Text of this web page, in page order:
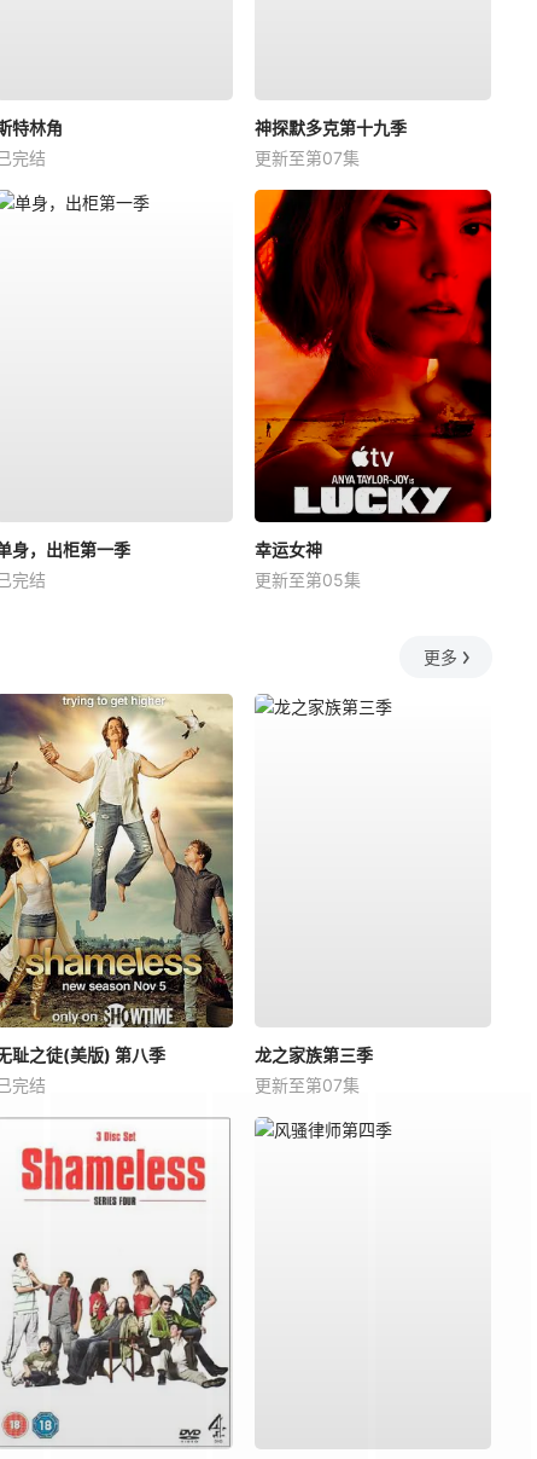
特林角
完结
神探默多克第十九季
更新至第07集
身，出柜第一季
完结
幸运女神
更新至第05集
更多
耻之徒(美版) 第八季
完结
龙之家族第三季
更新至第07集